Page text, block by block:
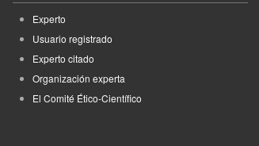
Experto
Usuario registrado
Experto citado
Organización experta
El Comité Ético-Científico